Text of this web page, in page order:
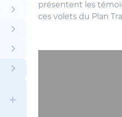
présentent les
ces volets du Plan